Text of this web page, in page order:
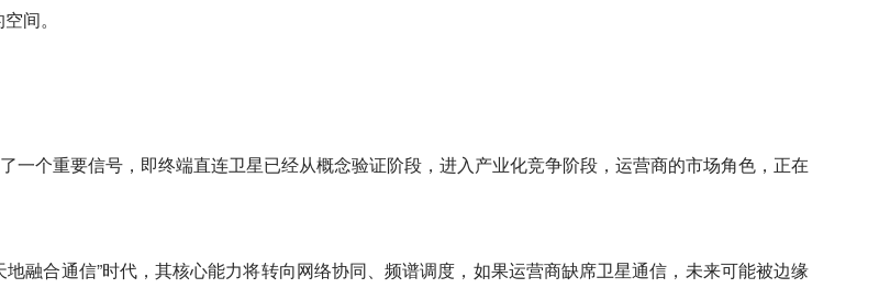
间。
一个重要信号，即终端直连卫星已经从概念验证阶段，进入产业化竞争阶段，运营商的市场角色，正在
融合通信”时代，其核心能力将转向网络协同、频谱调度，如果运营商缺席卫星通信，未来可能被边缘